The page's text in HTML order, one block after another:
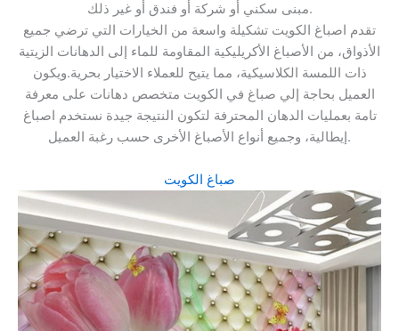
مبنى سكني أو شركة أو فندق أو غير ذلك.
تقدم اصباغ الكويت تشكيلة واسعة من الخيارات التي ترضي جميع
الأذواق، من الأصباغ الأكريليكية المقاومة للماء إلى الدهانات الزيتية
ذات اللمسة الكلاسيكية، مما يتيح للعملاء الاختيار بحرية.ويكون
العميل بحاجة إلي صباغ في الكويت متخصص دهانات على معرفة
تامة بعمليات الدهان المحترفة لتكون النتيجة جيدة نستخدم اصباغ
إيطالية، وجميع أنواع الأصباغ الأخرى حسب رغبة العميل.
صباغ الكويت